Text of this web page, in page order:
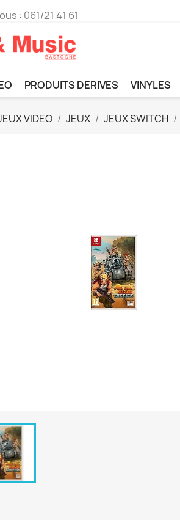
: 061/21 41 61
PRODUITS DERIVES VINYLES
VIDEO JEUX JEUX SWITCH